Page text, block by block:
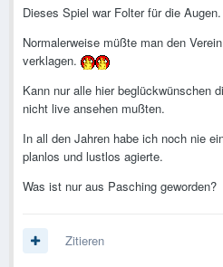
Dieses Spiel war Folter für die Augen.
Normalerweise müßte man den
verklagen.
Kann nur alle hier beglückwünschen
nicht live ansehen mußten.
In all den Jahren habe ich noch nie
planlos und lustlos agierte.
Was ist nur aus Pasching geworden?
Zitieren